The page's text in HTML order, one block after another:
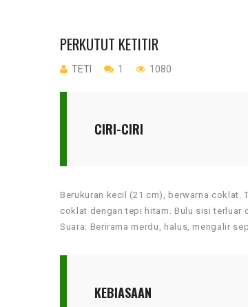
PERKUTUT KETITIR
TETI 1 1080
CIRI-CIRI
Berukuran kecil (21 cm), berwarna coklat.
coklat dengan tepi hitam. Bulu sisi terluar
Suara: Berirama merdu, halus, mengalir
KEBIASAAN